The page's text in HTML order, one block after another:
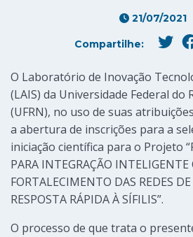
21/07/2021
Compartilhe:
O Laboratório de Inovação
(LAIS) da Universidade Federal do
(UFRN), no uso de suas
a abertura de inscrições para a
iniciação científica para o Projeto
PARA INTEGRAÇÃO
FORTALECIMENTO DAS REDES
RESPOSTA RÁPIDA À SÍFILIS”.
O processo de que trata o